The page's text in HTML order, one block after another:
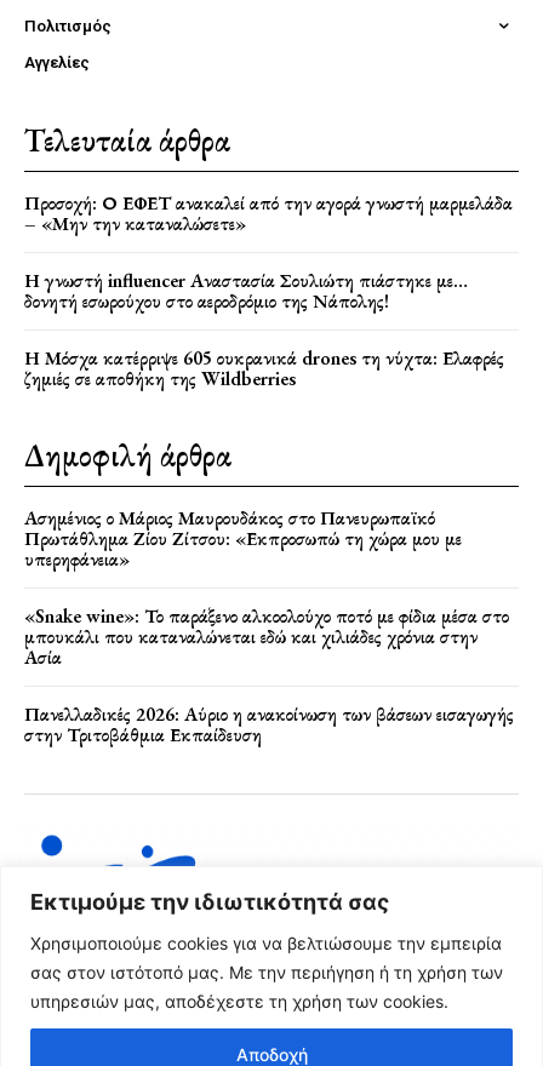
Εκτιμούμε την ιδιωτικότητά σας
Χρησιμοποιούμε cookies για να βελτιώσουμε την εμπειρία
σας στον ιστότοπό μας. Με την περιήγηση ή τη χρήση των
υπηρεσιών μας, αποδέχεστε τη χρήση των cookies.
Αποδοχή
Πολιτισμός
Αγγελίες
Τελευταία άρθρα
Προσοχή: Ο ΕΦΕΤ ανακαλεί από την αγορά γνωστή μαρμελάδα
– «Μην την καταναλώσετε»
Η γνωστή influencer Αναστασία Σουλιώτη πιάστηκε με…
δονητή εσωρούχου στο αεροδρόμιο της Νάπολης!
Η Μόσχα κατέρριψε 605 ουκρανικά drones τη νύχτα: Ελαφρές
ζημιές σε αποθήκη της Wildberries
Δημοφιλή άρθρα
Ασημένιος ο Μάριος Μαυρουδάκος στο Πανευρωπαϊκό
Πρωτάθλημα Ζίου Ζίτσου: «Εκπροσωπώ τη χώρα μου με
υπερηφάνεια»
«Snake wine»: Το παράξενο αλκοολούχο ποτό με φίδια μέσα στο
μπουκάλι που καταναλώνεται εδώ και χιλιάδες χρόνια στην
Ασία
Πανελλαδικές 2026: Αύριο η ανακοίνωση των βάσεων εισαγωγής
στην Τριτοβάθμια Εκπαίδευση
Όροι Χρήσης & Πολιτική Απορρήτου